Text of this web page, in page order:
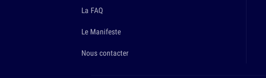
La FAQ
Le Manifeste
Nous contacter